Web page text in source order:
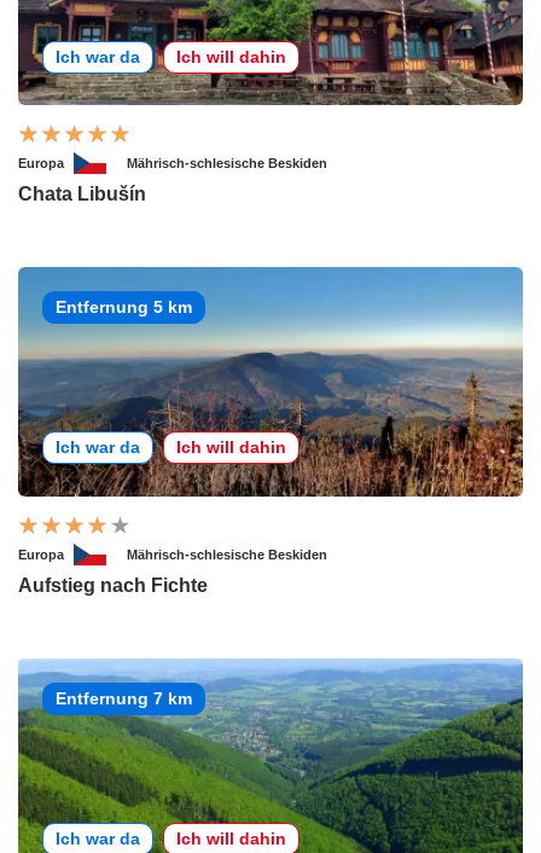
Ich war da Ich will dahin
Europa Mährisch-schlesische Beskiden
Chata Libušín
Entfernung 5 km
Ich war da Ich will dahin
Europa Mährisch-schlesische Beskiden
Aufstieg nach Fichte
Entfernung 7 km
Ich war da Ich will dahin